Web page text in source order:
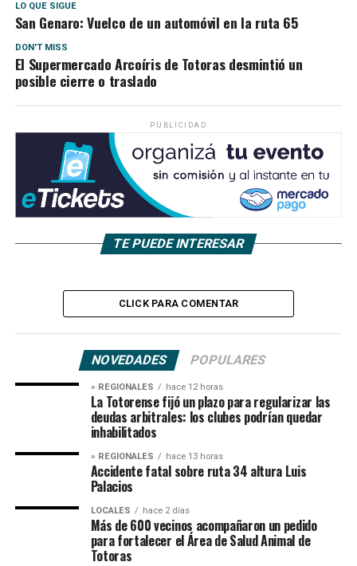
LO QUE SIGUE
San Genaro: Vuelco de un automóvil en la ruta 65
DON'T MISS
El Supermercado Arcoíris de Totoras desmintió un
posible cierre o traslado
PUBLICIDAD
TE PUEDE INTERESAR
CLICK PARA COMENTAR
NOVEDADES POPULARES
» REGIONALES hace 12 horas
La Totorense fijó un plazo para regularizar las
deudas arbitrales: los clubes podrían quedar
inhabilitados
» REGIONALES hace 13 horas
Accidente fatal sobre ruta 34 altura Luis
Palacios
LOCALES hace 2 días
Más de 600 vecinos acompañaron un pedido
para fortalecer el Área de Salud Animal de
Totoras